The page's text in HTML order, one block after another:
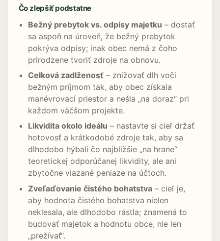
Čo zlepšiť podstatne
Bežný prebytok vs. odpisy majetku – dostať
sa aspoň na úroveň, že bežný prebytok
pokrýva odpisy; inak obec nemá z čoho
prirodzene tvoriť zdroje na obnovu.
Celková zadlženosť– znižovať dlh voči
bežným príjmom tak, aby obec získala
manévrovací priestor a nešla „na doraz“ pri
každom väčšom projekte.
Likvidita okolo ideálu – nastavte si cieľ držať
hotovosť a krátkodobé zdroje tak, aby sa
dlhodobo hýbali čo najbližšie „na hrane“
teoretickej odporúčanej likvidity, ale ani
zbytočne viazané peniaze na účtoch.
Zveľaďovanie čistého bohatstva– cieľ je,
aby hodnota čistého bohatstva nielen
neklesala, ale dlhodobo rástla; znamená to
budovať majetok a hodnotu obce, nie len
„prežívať“.